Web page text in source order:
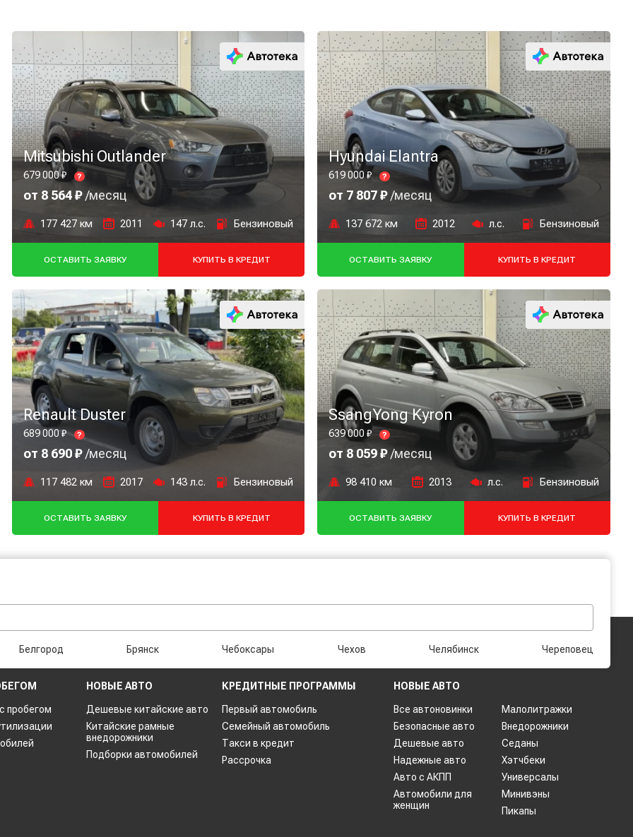
Mitsubishi Outlander
679 000 ₽ ?
от 8 564 ₽/месяц
177 427 км 2011 147 л.с. Бензиновый
ОСТАВИТЬ ЗАЯВКУ КУПИТЬ В КРЕДИТ
Hyundai Elantra
619 000 ₽ ?
от 7 807 ₽/месяц
137 672 км 2012 л.с. Бензиновый
ОСТАВИТЬ ЗАЯВКУ КУПИТЬ В КРЕДИТ
Renault Duster
689 000 ₽ ?
от 8 690 ₽/месяц
117 482 км 2017 143 л.с. Бензиновый
ОСТАВИТЬ ЗАЯВКУ КУПИТЬ В КРЕДИТ
SsangYong Kyron
639 000 ₽ ?
от 8 059 ₽/месяц
98 410 км 2013 л.с. Бензиновый
ОСТАВИТЬ ЗАЯВКУ КУПИТЬ В КРЕДИТ
Белгород Брянск Чебоксары Чехов Челябинск Череповец
пробегом
НОВЫЕ АВТО
Дешевые китайские авто
Китайские рамные
внедорожники
Подборки автомобилей
КРЕДИТНЫЕ ПРОГРАММЫ
Первый автомобиль
Семейный автомобиль
Такси в кредит
Рассрочка
НОВЫЕ АВТО
Все автоновинки
Безопасные авто
Дешевые авто
Надежные авто
Авто с АКПП
Автомобили для
женщин
Малолитражки
Внедорожники
Седаны
Хэтчбеки
Универсалы
Минивэны
Пикапы